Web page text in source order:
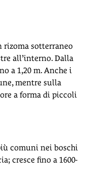
rizoma sotterraneo
all’interno. Dalla
a 1,20 m. Anche i
mentre sulla
a forma di piccoli
comuni nei boschi
cresce fino a 1600-